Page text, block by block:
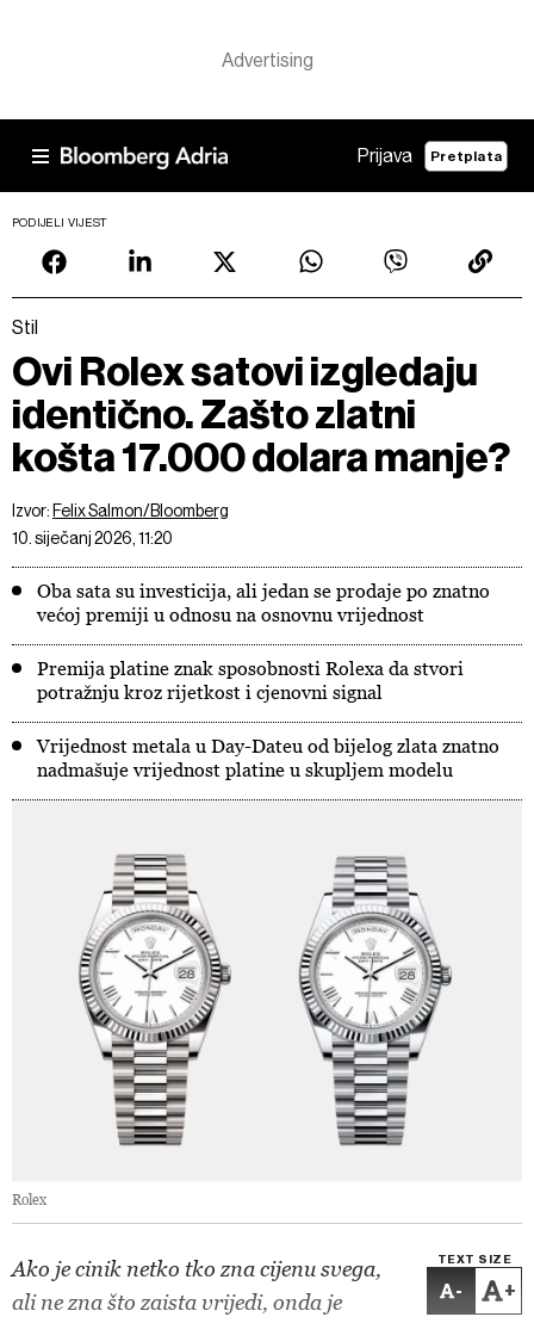
Prijava Pretplata
PODIJELI VIJEST
Stil
Ovi Rolex satovi izgledaju
identično. Zašto zlatni
košta 17.000 dolara manje?
Izvor: Felix Salmon/Bloomberg
10. siječanj 2026, 11:20
Oba sata su investicija, ali jedan se prodaje po znatno
većoj premiji u odnosu na osnovnu vrijednost
Premija platine znak sposobnosti Rolexa da stvori
potražnju kroz rijetkost i cjenovni signal
Vrijednost metala u Day-Dateu od bijelog zlata znatno
nadmašuje vrijednost platine u skupljem modelu
Rolex
TEXT SIZE
- +
Ako je cinik netko tko zna cijenu svega,
ali ne zna što zaista vrijedi, onda je